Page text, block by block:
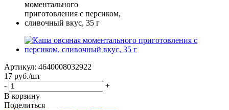
Артикул: 4640008032922
17 руб./шт
-
+
В корзину
Поделиться